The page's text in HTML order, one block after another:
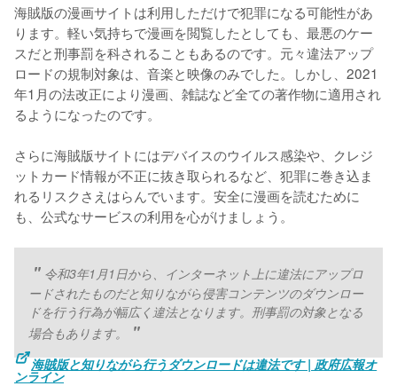
海賊版の漫画サイトは利用しただけで犯罪になる可能性があ
ります。軽い気持ちで漫画を閲覧したとしても、最悪のケー
スだと刑事罰を科されることもあるのです。元々違法アップ
ロードの規制対象は、音楽と映像のみでした。しかし、2021
年1月の法改正により漫画、雑誌など全ての著作物に適用され
るようになったのです。
さらに海賊版サイトにはデバイスのウイルス感染や、クレジ
ットカード情報が不正に抜き取られるなど、犯罪に巻き込ま
れるリスクさえはらんでいます。安全に漫画を読むために
も、公式なサービスの利用を心がけましょう。
令和3年1月1日から、インターネット上に違法にアップロ
ードされたものだと知りながら侵害コンテンツのダウンロー
ドを行う行為が幅広く違法となります。刑事罰の対象となる
場合もあります。
海賊版と知りながら行うダウンロードは違法です | 政府広報オ
ンライン